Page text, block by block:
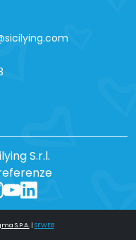
S.r.l.
S.P.A.| SFWEB